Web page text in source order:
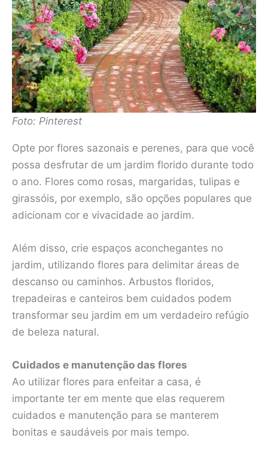
Foto: Pinterest
Opte por flores sazonais e perenes, para que você
possa desfrutar de um jardim florido durante todo
o ano. Flores como rosas, margaridas, tulipas e
girassóis, por exemplo, são opções populares que
adicionam cor e vivacidade ao jardim.
Além disso, crie espaços aconchegantes no
jardim, utilizando flores para delimitar áreas de
descanso ou caminhos. Arbustos floridos,
trepadeiras e canteiros bem cuidados podem
transformar seu jardim em um verdadeiro refúgio
de beleza natural.
Cuidados e manutenção das flores
Ao utilizar flores para enfeitar a casa, é
importante ter em mente que elas requerem
cuidados e manutenção para se manterem
bonitas e saudáveis por mais tempo.